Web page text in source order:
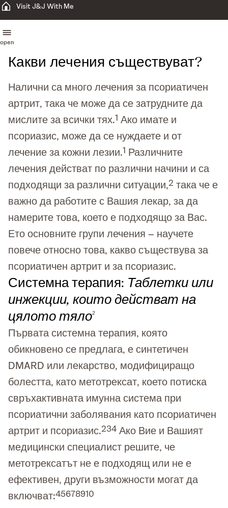
Visit J&J With Me
open
Какви лечения съществуват?
Налични са много лечения за псориатичен
артрит, така че може да се затрудните да
мислите за всички тях.1 Ако имате и
псориазис, може да се нуждаете и от
лечение за кожни лезии.1 Различните
лечения действат по различни начини и са
подходящи за различни ситуации,2 така че е
важно да работите с Вашия лекар, за да
намерите това, което е подходящо за Вас.
Ето основните групи лечения – научете
повече относно това, какво съществува за
псориатичен артрит и за псориазис.
Системна терапия: Таблетки или
инжекции, които действат на
цялото тяло2
Първата системна терапия, която
обикновено се предлага, е синтетичен
DMARD или лекарство, модифициращо
болестта, като метотрексат, което потиска
свръхактивната имунна система при
псориатични заболявания като псориатичен
артрит и псориазис.234 Ако Вие и Вашият
медицински специалист решите, че
метотрексатът не е подходящ или не е
ефективен, други възможности могат да
включват:45678910